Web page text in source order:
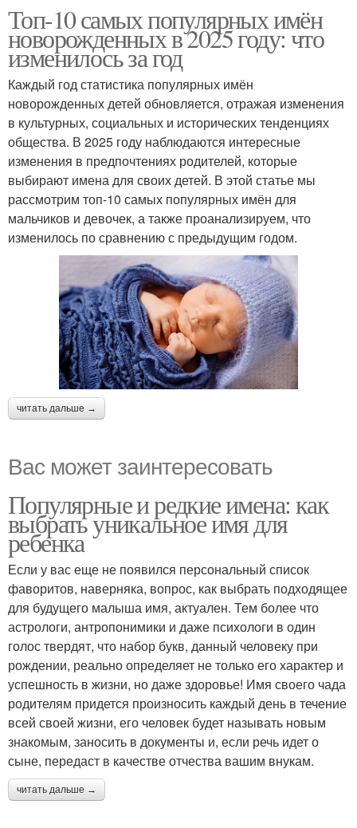
Топ-10 самых популярных имён
новорожденных в 2025 году: что
изменилось за год
Каждый год статистика популярных имён
новорожденных детей обновляется, отражая изменения
в культурных, социальных и исторических тенденциях
общества. В 2025 году наблюдаются интересные
изменения в предпочтениях родителей, которые
выбирают имена для своих детей. В этой статье мы
рассмотрим топ-10 самых популярных имён для
мальчиков и девочек, а также проанализируем, что
изменилось по сравнению с предыдущим годом.
читать дальше →
Вас может заинтересовать
Популярные и редкие имена: как
выбрать уникальное имя для
ребенка
Если у вас еще не появился персональный список
фаворитов, наверняка, вопрос, как выбрать подходящее
для будущего малыша имя, актуален. Тем более что
астрологи, антропонимики и даже психологи в один
голос твердят, что набор букв, данный человеку при
рождении, реально определяет не только его характер и
успешность в жизни, но даже здоровье! Имя своего чада
родителям придется произносить каждый день в течение
всей своей жизни, его человек будет называть новым
знакомым, заносить в документы и, если речь идет о
сыне, передаст в качестве отчества вашим внукам.
читать дальше →